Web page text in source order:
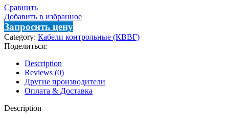
Сравнить
Добавить в избранное
Запросить цену
Category: Кабели контрольные (КВВГ)
Поделиться:
Description
Reviews (0)
Другие производители
Оплата & Доставка
Description